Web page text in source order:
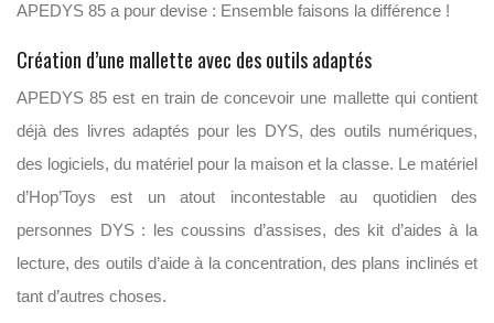
APEDYS 85 a pour devise : Ensemble faisons la différence !
Création d’une mallette avec des outils adaptés
APEDYS 85 est en train de concevoir une mallette qui contient
déjà des livres adaptés pour les DYS, des outils numériques,
des logiciels, du matériel pour la maison et la classe. Le matériel
d’Hop’Toys est un atout incontestable au quotidien des
personnes DYS : les coussins d’assises, des kit d’aides à la
lecture, des outils d’aide à la concentration, des plans inclinés et
tant d’autres choses.